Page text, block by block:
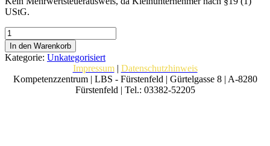
UStG.
Nachhilfe
im
Berufschulfach
“Angewandte
Mathematik”
am
In den Warenkorb
Kategorie: Unkategorisiert
Impressum| Datenschutzhinweis
Kompetenzzentrum | LBS - Fürstenfeld | Gürtelgasse 8 | A-8280
Fürstenfeld | Tel.: 03382-52205